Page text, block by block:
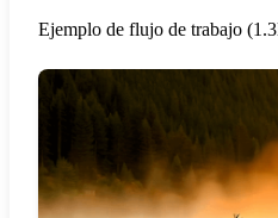
Ejemplo de flujo de trabajo